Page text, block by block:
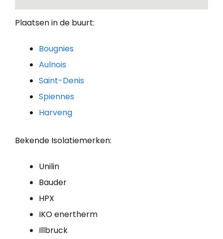
Plaatsen in de buurt:
Bougnies
Aulnois
Saint-Denis
Spiennes
Harveng
Bekende Isolatiemerken:
Unilin
Bauder
HPX
IKO enertherm
Illbruck